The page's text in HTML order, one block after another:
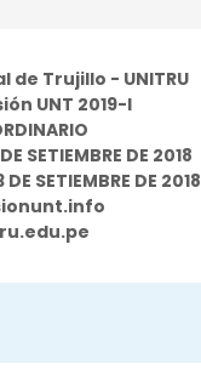
de Trujillo - UNITRU
UNT 2019-I
SETIEMBRE DE 2018
SETIEMBRE DE 2018